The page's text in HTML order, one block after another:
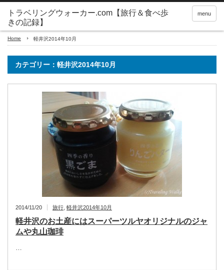
トラベリングウォーカー.com【旅行＆食べ歩
きの記録】
menu
Home 軽井沢2014年10月
カテゴリー：軽井沢2014年10月
2014/11/20 旅行 軽井沢2014年10月
軽井沢のお土産にはスーパーツルヤオリジナルのジャ
ムや丸山珈琲
…